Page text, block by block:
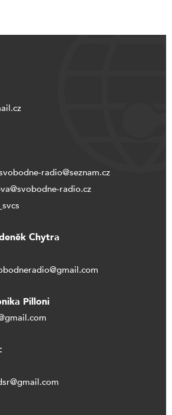
radio@seznam.cz
radio.cz
Chytra
Pilloni